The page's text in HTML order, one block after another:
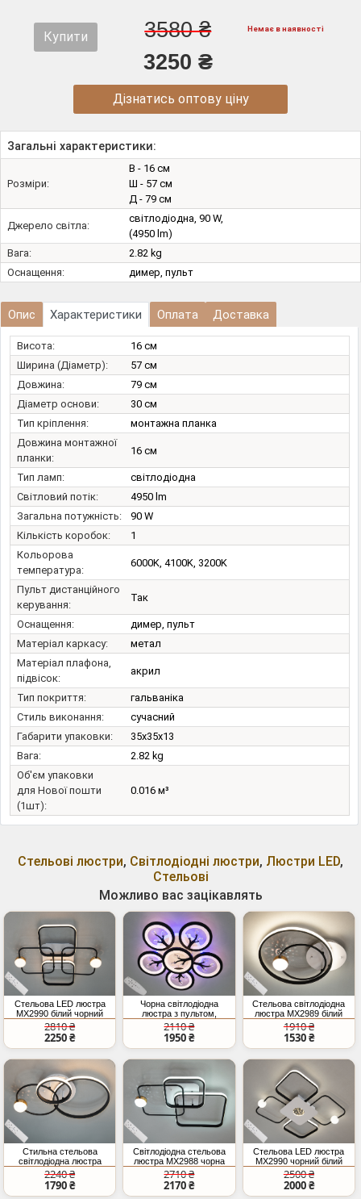
Купити
3580 ₴
3250 ₴
Немає в наявності
Дізнатись оптову ціну
Загальні характеристики:
Розміри:
В - 16 см
Ш - 57 см
Д - 79 см
Джерело світла:
світлодіодна, 90 W,
(4950 lm)
Вага:
2.82 kg
Оснащення:
димер, пульт
Опис Характеристики Оплата Доставка
Висота:
16 см
Ширина (Діаметр):
57 см
Довжина:
79 см
Діаметр основи:
30 см
Тип кріплення:
монтажна планка
Довжина монтажної
планки:
16 см
Тип ламп:
світлодіодна
Світловий потік:
4950 lm
Загальна потужність:
90 W
Кількість коробок:
1
Кольорова
температура:
6000K, 4100K, 3200K
Пульт дистанційного
керування:
Так
Оснащення:
димер, пульт
Матеріал каркасу:
метал
Матеріал плафона,
підвісок:
акрил
Тип покриття:
гальваніка
Стиль виконання:
сучасний
Габарити упаковки:
35x35x13
Вага:
2.82 kg
Об'єм упаковки
для Нової пошти
(1шт):
0.016 м³
Стельові люстри, Світлодіодні люстри, Люстри LED,
Стельові
Можливо вас зацікавлять
Стельова LED люстра
MX2990 білий чорний
55Вт з пультом
дистанційного керування
2810 ₴
2250 ₴
Чорна світлодіодна
люстра з пультом,
диммером, підсвіткою,
90W
2110 ₴
1950 ₴
Стельова світлодіодна
люстра MX2989 білий
чорний 35 Вт LED
1910 ₴
1530 ₴
Стильна стельова
світлодіодна люстра
кільця, 45Вт,
білий+чорний
2240 ₴
1790 ₴
Світлодіодна стельова
люстра MX2988 чорна
біла 60 Вт пульт
димування та
регулювання колірної
2710 ₴
2170 ₴
Стельова LED люстра
MX2990 чорний білий
55Вт з пультом
2500 ₴
2000 ₴